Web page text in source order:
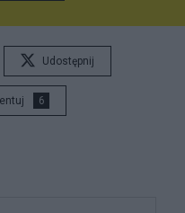
Udostępnij
6